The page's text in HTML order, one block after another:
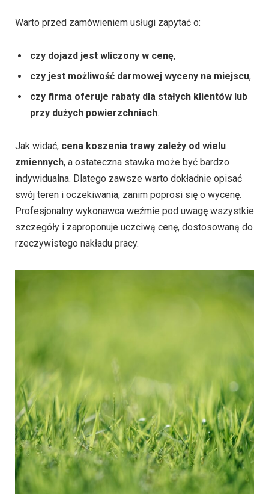
Warto przed zamówieniem usługi zapytać o:
czy dojazd jest wliczony w cenę,
czy jest możliwość darmowej wyceny na miejscu,
czy firma oferuje rabaty dla stałych klientów lub
przy dużych powierzchniach.
Jak widać, cena koszenia trawy zależy od wielu
zmiennych, a ostateczna stawka może być bardzo
indywidualna. Dlatego zawsze warto dokładnie opisać
swój teren i oczekiwania, zanim poprosi się o wycenę.
Profesjonalny wykonawca weźmie pod uwagę wszystkie
szczegóły i zaproponuje uczciwą cenę, dostosowaną do
rzeczywistego nakładu pracy.